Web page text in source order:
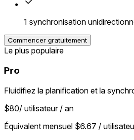
1 synchronisation
Commencer gratuitement
Le plus populaire
Pro
Fluidifiez la planification et la
$80/ utilisateur / an
Équivalent mensuel $6.67 /